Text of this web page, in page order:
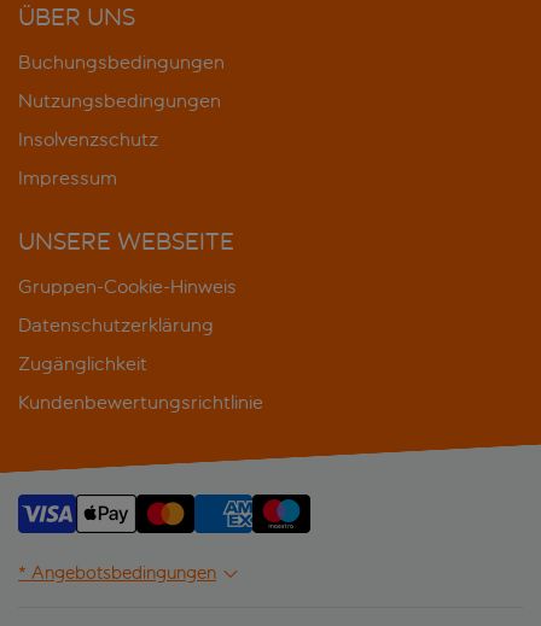
ÜBER UNS
Buchungsbedingungen
Nutzungsbedingungen
Insolvenzschutz
Impressum
UNSERE WEBSEITE
Gruppen-Cookie-Hinweis
Datenschutzerklärung
Zugänglichkeit
Kundenbewertungsrichtlinie
* Angebotsbedingungen